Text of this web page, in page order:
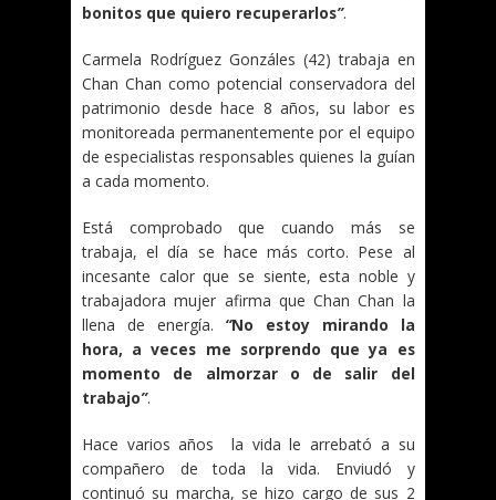
bonitos que quiero recuperarlos”.
Carmela Rodríguez Gonzáles (42) trabaja en
Chan Chan como potencial conservadora del
patrimonio desde hace 8 años, su labor es
monitoreada permanentemente por el equipo
de especialistas responsables quienes la guían
a cada momento.
Está comprobado que cuando más se
trabaja, el día se hace más corto. Pese al
incesante calor que se siente, esta noble y
trabajadora mujer afirma que Chan Chan la
llena de energía. “No estoy mirando la
hora, a veces me sorprendo que ya es
momento de almorzar o de salir del
trabajo”.
Hace varios años la vida le arrebató a su
compañero de toda la vida. Enviudó y
continuó su marcha, se hizo cargo de sus 2